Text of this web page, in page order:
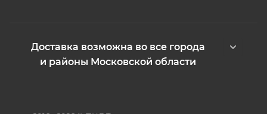
Доставка возможна во все города
и районы Московской области